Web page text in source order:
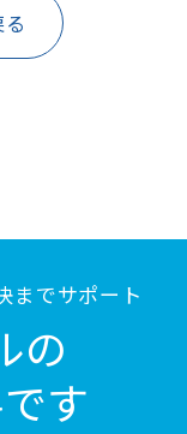
までサポート
の
す